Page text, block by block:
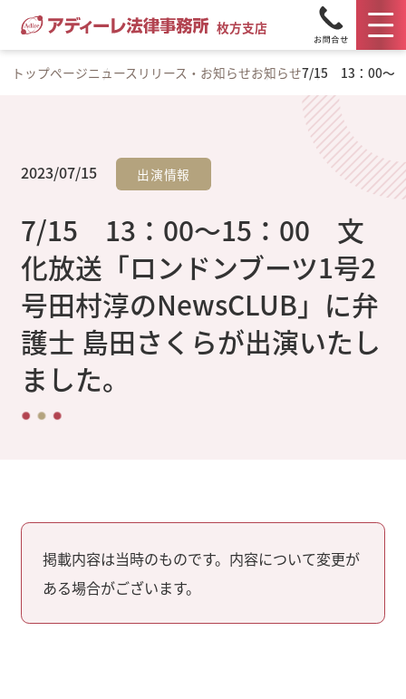
枚方支店
トップページニュースリリース・お知らせお知らせ7/15 13：00～15
2023/07/15 出演情報
7/15 13：00～15：00 文
化放送「ロンドンブーツ1号2
号田村淳のNewsCLUB」に弁
護士 島田さくらが出演いたし
ました。
掲載内容は当時のものです。内容について変更が
ある場合がございます。